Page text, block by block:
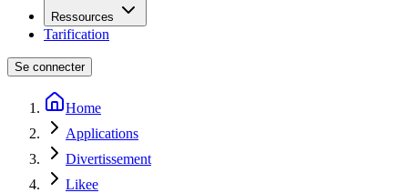
Ressources
Tarification
Se connecter
Home
Applications
Divertissement
Likee